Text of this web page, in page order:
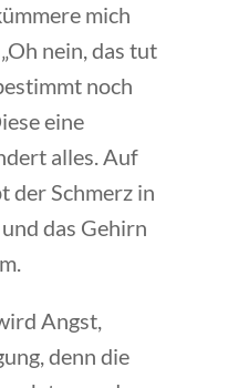
mich
nein, das tut
noch
eine
alles. Auf
der Schmerz in
das Gehirn
Angst,
denn die